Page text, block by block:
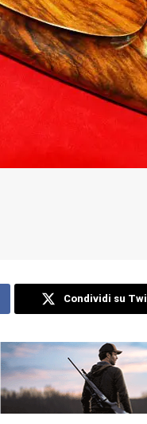
Condividi su